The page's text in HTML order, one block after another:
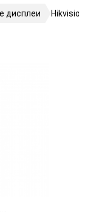
дисплеи